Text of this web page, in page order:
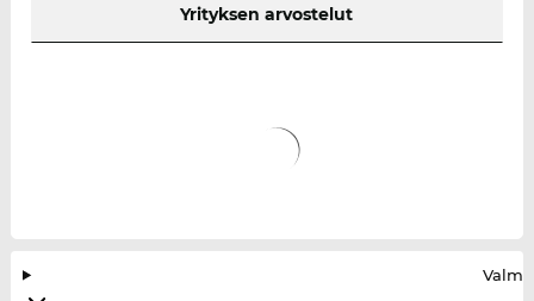
Yrityksen arvostelut